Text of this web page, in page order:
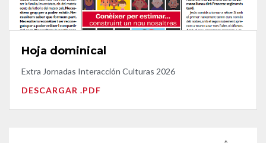
Hoja dominical
Extra Jornadas Interacción Culturas 2026
DESCARGAR .PDF